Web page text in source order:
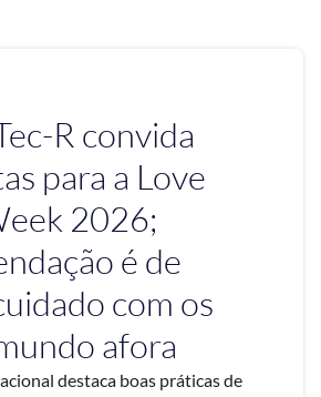
R convida
para a Love
2026;
é de
com os
afora
destaca boas práticas de